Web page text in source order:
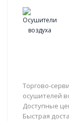
Торгово-
осушителей
Доступные
Быстрая